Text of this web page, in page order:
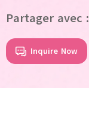
Partager avec :
Inquire Now